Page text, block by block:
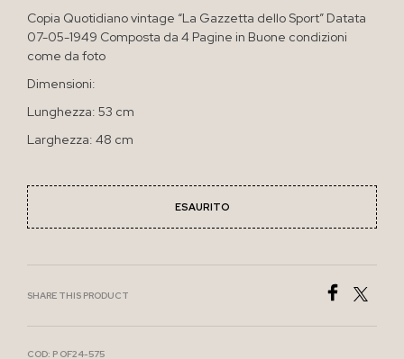
Copia Quotidiano vintage “La Gazzetta dello Sport” Datata
07-05-1949 Composta da 4 Pagine in Buone condizioni
come da foto
Dimensioni:
Lunghezza: 53 cm
Larghezza: 48 cm
ESAURITO
SHARE THIS PRODUCT
COD: P OF24-575